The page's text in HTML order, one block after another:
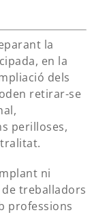
la
en la
dels
retirar-se
perilloses,
ni
de treballadors
professions